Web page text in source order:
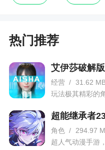
1、魔法禁书拥有
斯的使者美狄丝将陪伴
一图一背景，一关一
探索和追击神秘盗贼
而归，还有机会获取心
2、为迎接各位新
热门推荐
艾伊莎破解版
经营 / 31.62
玩法极其精彩的
超能继承者
角色 /
294.97
超人气动漫手游